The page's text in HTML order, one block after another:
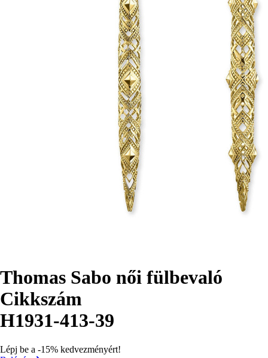
Thomas Sabo női fülbevaló
Cikkszám
H1931-413-39
Lépj be a -15% kedvezményért!